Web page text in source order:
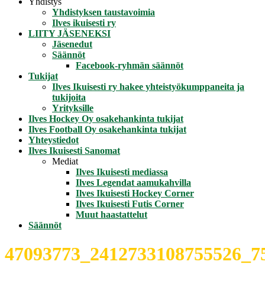
Yhdistyksen taustavoimia
Ilves ikuisesti ry
LIITY JÄSENEKSI
Jäsenedut
Säännöt
Facebook-ryhmän säännöt
Tukijat
Ilves Ikuisesti ry hakee yhteistyökumppaneita ja
tukijoita
Yrityksille
Ilves Hockey Oy osakehankinta tukijat
Ilves Football Oy osakehankinta tukijat
Yhteystiedot
Ilves Ikuisesti Sanomat
Mediat
Ilves Ikuisesti mediassa
Ilves Legendat aamukahvilla
Ilves Ikuisesti Hockey Corner
Ilves Ikuisesti Futis Corner
Muut haastattelut
Säännöt